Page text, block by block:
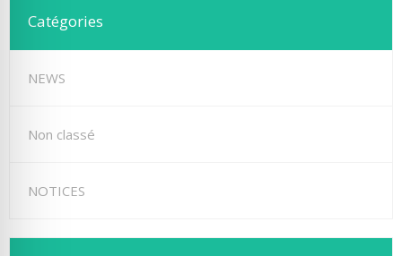
Catégories
NEWS
Non classé
NOTICES